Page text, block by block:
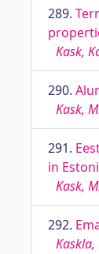
289.
Kask,
290.
Kask,
291.
in
Kask,
292.